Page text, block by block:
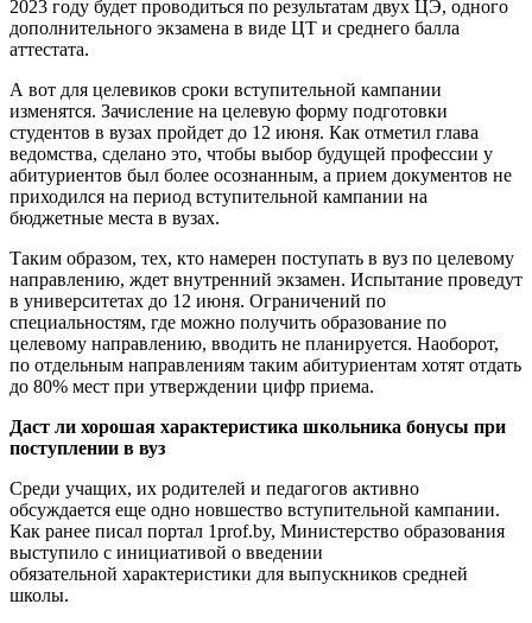
2023 году будет проводиться по результатам двух ЦЭ, одного
дополнительного экзамена в виде ЦТ и среднего балла
аттестата.
А вот для целевиков сроки вступительной кампании
изменятся. Зачисление на целевую форму подготовки
студентов в вузах пройдет до 12 июня. Как отметил глава
ведомства, сделано это, чтобы выбор будущей профессии у
абитуриентов был более осознанным, а прием документов не
приходился на период вступительной кампании на
бюджетные места в вузах.
Таким образом, тех, кто намерен поступать в вуз по целевому
направлению, ждет внутренний экзамен. Испытание проведут
в университетах до 12 июня. Ограничений по
специальностям, где можно получить образование по
целевому направлению, вводить не планируется. Наоборот,
по отдельным направлениям таким абитуриентам хотят отдать
до 80% мест при утверждении цифр приема.
Даст ли хорошая характеристика школьника бонусы при
поступлении в вуз
Среди учащих, их родителей и педагогов активно
обсуждается еще одно новшество вступительной кампании.
Как ранее писал портал 1prof.by, Министерство образования
выступило с инициативой о введении
обязательной характеристики для выпускников средней
школы.